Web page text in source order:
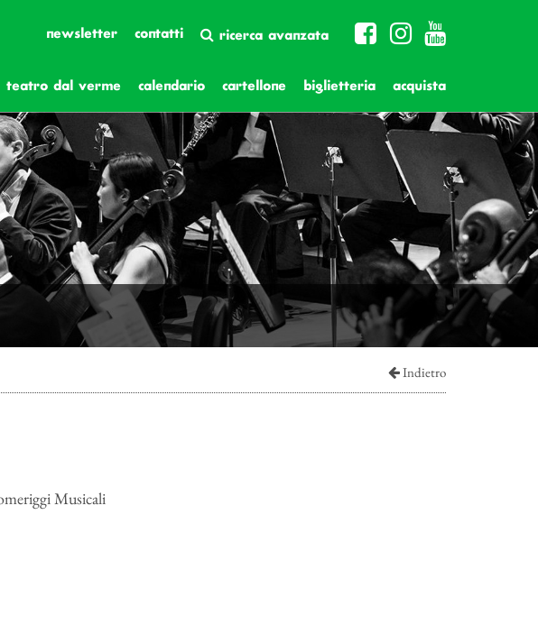
newsletter contatti ricerca avanzata
teatro dal verme calendario cartellone biglietteria acquista
Indietro
Musicali